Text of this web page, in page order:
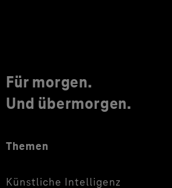
Für morgen.
Und übermorgen.
Themen
Künstliche Intelligenz